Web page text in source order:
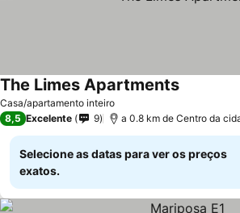
Casa/apartamento inteiro
The Limes ApartmentsVer preços
8,5 Excelente 9 a 0.8 km de Centro da
Selecione as datas para ver os preços
exatos.